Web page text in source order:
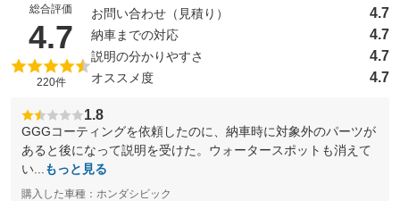
総合評価
4.7 （5点満点中）
220件
お問い合わせ（見積り） 4.7
納車までの対応 4.7
説明の分かりやすさ 4.7
オススメ度 4.7
1.8
GGGコーティングを依頼したのに、納車時に対象外のパーツが
あると後になって説明を受けた。ウォータースポットも消えて
い...
もっと見る
購入した車種：ホンダシビック